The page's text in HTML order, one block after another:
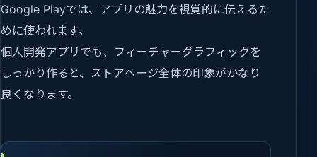
Google Playでは、アプリの魅力を視覚的に伝えるた
めに使われます。
個人開発アプリでも、フィーチャーグラフィックを
しっかり作ると、ストアページ全体の印象がかなり
良くなります。